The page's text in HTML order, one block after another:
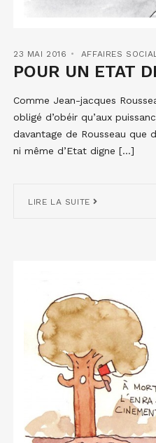
23 MAI 2016 AFFAIRES
POUR UN ETAT
Comme Jean-jacques
obligé d’obéir qu’aux
davantage de Rousseau que
ni même d’Etat digne […]
LIRE LA SUITE